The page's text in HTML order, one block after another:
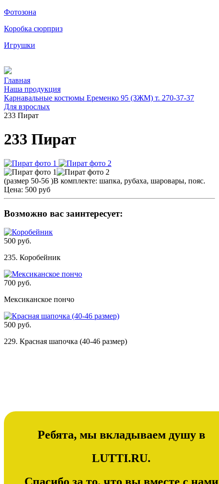
Фотозона
Коробка сюрприз
Игрушки
Главная
Наша продукция
Карнавальные костюмы Еременко 95 (ЗЖМ) т. 270-37-37
Для взрослых
233 Пират
233 Пират
(размер 50-56 )В комплекте: шапка, рубаха, шаровары, пояс.
Цена: 500 руб
Возможно вас заинтересует:
500 руб.
235. Коробейник
700 руб.
Мексиканское пончо
500 руб.
229. Красная шапочка (40-46 размер)
Ребята, мы вкладываем душу в
LUTTI.RU.